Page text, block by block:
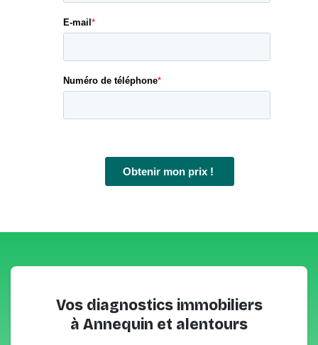
Vos diagnostics immobiliers
à Annequin et alentours